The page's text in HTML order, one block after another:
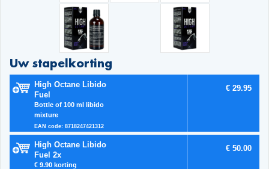
Uw stapelkorting
High Octane Libido
Fuel
Bottle of 100 ml libido
mixture
EAN code: 8718247421312
€ 29.95
High Octane Libido
Fuel 2x
€ 9.90 korting
€ 50.00